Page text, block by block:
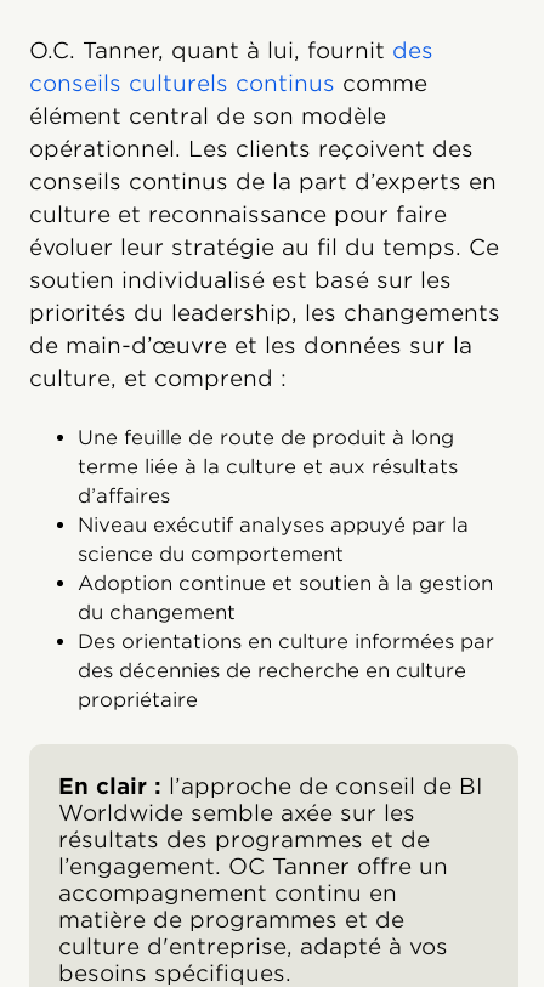
O.C. Tanner, quant à lui, fournit des
conseils culturels continus comme
élément central de son modèle
opérationnel. Les clients reçoivent des
conseils continus de la part d’experts en
culture et reconnaissance pour faire
évoluer leur stratégie au fil du temps. Ce
soutien individualisé est basé sur les
priorités du leadership, les changements
de main-d’œuvre et les données sur la
culture, et comprend :
Une feuille de route de produit à long
terme liée à la culture et aux résultats
d’affaires
Niveau exécutif analyses appuyé par la
science du comportement
Adoption continue et soutien à la gestion
du changement
Des orientations en culture informées par
des décennies de recherche en culture
propriétaire
En clair : l’approche de conseil de BI
Worldwide semble axée sur les
résultats des programmes et de
l’engagement. OC Tanner offre un
accompagnement continu en
matière de programmes et de
culture d'entreprise, adapté à vos
besoins spécifiques.